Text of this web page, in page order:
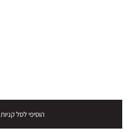
הוסיפי לסל קניות